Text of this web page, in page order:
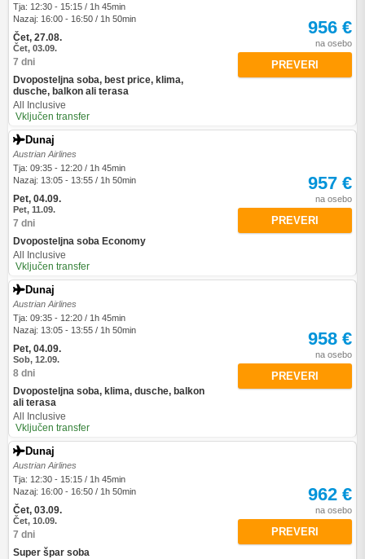
Tja: 12:30 - 15:15 / 1h 45min
Nazaj: 16:00 - 16:50 / 1h 50min
Čet, 27.08.
Čet, 03.09.
7 dni
Dvoposteljna soba, best price, klima,
dusche, balkon ali terasa
All Inclusive
Vključen transfer
956 €
na osebo
PREVERI
Dunaj
Austrian Airlines
Tja: 09:35 - 12:20 / 1h 45min
Nazaj: 13:05 - 13:55 / 1h 50min
Pet, 04.09.
Pet, 11.09.
7 dni
Dvoposteljna soba Economy
All Inclusive
Vključen transfer
957 €
na osebo
PREVERI
Dunaj
Austrian Airlines
Tja: 09:35 - 12:20 / 1h 45min
Nazaj: 13:05 - 13:55 / 1h 50min
Pet, 04.09.
Sob, 12.09.
8 dni
Dvoposteljna soba, klima, dusche, balkon
ali terasa
All Inclusive
Vključen transfer
958 €
na osebo
PREVERI
Dunaj
Austrian Airlines
Tja: 12:30 - 15:15 / 1h 45min
Nazaj: 16:00 - 16:50 / 1h 50min
Čet, 03.09.
Čet, 10.09.
7 dni
Super špar soba
962 €
na osebo
PREVERI